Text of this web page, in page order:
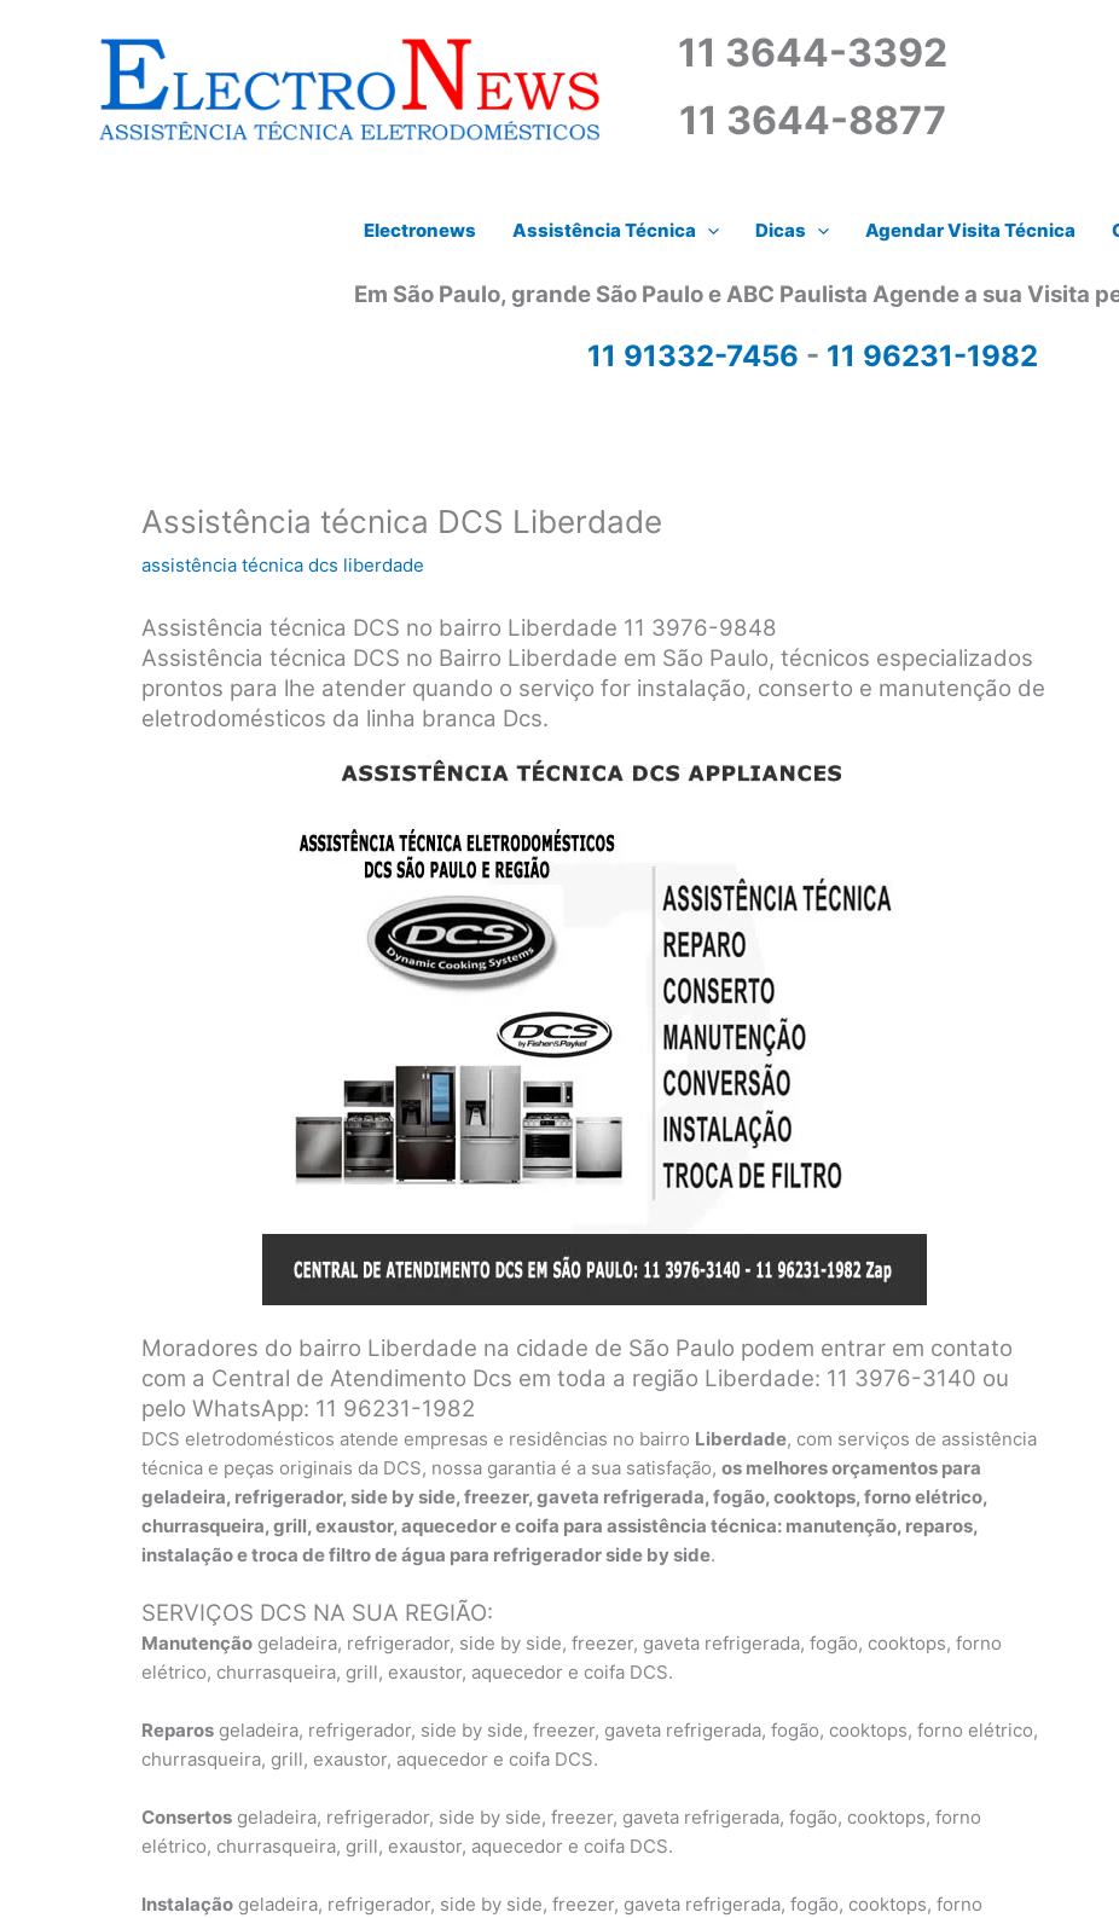
11 3644-3392
11 3644-8877
Electronews Assistência Técnica Dicas Agendar Visita Técnica
Em São Paulo, grande São Paulo e ABC Paulista Agende a sua Visita
11 91332-7456 - 11 96231-1982
Assistência técnica DCS Liberdade
assistência técnica dcs liberdade
Assistência técnica DCS no bairro Liberdade 11 3976-9848
Assistência técnica DCS no Bairro Liberdade em São Paulo, técnicos especializados
prontos para lhe atender quando o serviço for instalação, conserto e manutenção de
eletrodomésticos da linha branca Dcs.
Moradores do bairro Liberdade na cidade de São Paulo podem entrar em contato
com a Central de Atendimento Dcs em toda a região Liberdade: 11 3976-3140 ou
pelo WhatsApp: 11 96231-1982
DCS eletrodomésticos atende empresas e residências no bairro Liberdade, com serviços de assistência
técnica e peças originais da DCS, nossa garantia é a sua satisfação, os melhores orçamentos para
geladeira, refrigerador, side by side, freezer, gaveta refrigerada, fogão, cooktops, forno elétrico,
churrasqueira, grill, exaustor, aquecedor e coifa para assistência técnica: manutenção, reparos,
instalação e troca de filtro de água para refrigerador side by side.
SERVIÇOS DCS NA SUA REGIÃO:
Manutenção geladeira, refrigerador, side by side, freezer, gaveta refrigerada, fogão, cooktops, forno
elétrico, churrasqueira, grill, exaustor, aquecedor e coifa DCS.
Reparos geladeira, refrigerador, side by side, freezer, gaveta refrigerada, fogão, cooktops, forno elétrico,
churrasqueira, grill, exaustor, aquecedor e coifa DCS.
Consertos geladeira, refrigerador, side by side, freezer, gaveta refrigerada, fogão, cooktops, forno
elétrico, churrasqueira, grill, exaustor, aquecedor e coifa DCS.
Instalação geladeira, refrigerador, side by side, freezer, gaveta refrigerada, fogão, cooktops, forno